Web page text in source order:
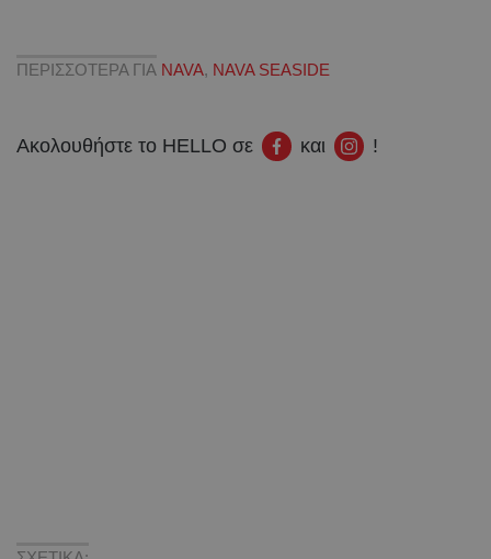
ΠΕΡΙΣΣΟΤΕΡΑ ΓΙΑ NAVA, NAVA SEASIDE
Ακολουθήστε το HELLO σε και !